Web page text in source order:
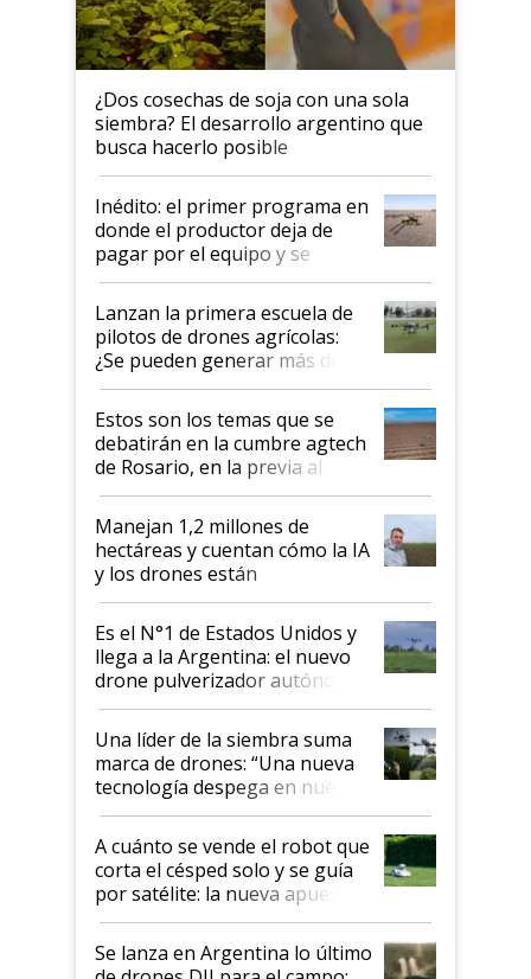
¿Dos cosechas de soja con una sola
siembra? El desarrollo argentino que
busca hacerlo posible
Inédito: el primer programa en
donde el productor deja de
pagar por el equipo y se
financia con las hectáreas
aplicadas
Lanzan la primera escuela de
pilotos de drones agrícolas:
¿Se pueden generar más de
US$ 60.000 al año?
Estos son los temas que se
debatirán en la cumbre agtech
de Rosario, en la previa al
Congreso Aapresid 2026
Manejan 1,2 millones de
hectáreas y cuentan cómo la IA
y los drones están
transformando a la agricultura
Es el N°1 de Estados Unidos y
llega a la Argentina: el nuevo
drone pulverizador autónomo
con capacidad de 100 litros que
alcanza hasta 49 km/h
Una líder de la siembra suma
marca de drones: “Una nueva
tecnología despega en nuestra
red”
A cuánto se vende el robot que
corta el césped solo y se guía
por satélite: la nueva apuesta
de automatización de la
empresa argentina de
tecnología
Se lanza en Argentina lo último